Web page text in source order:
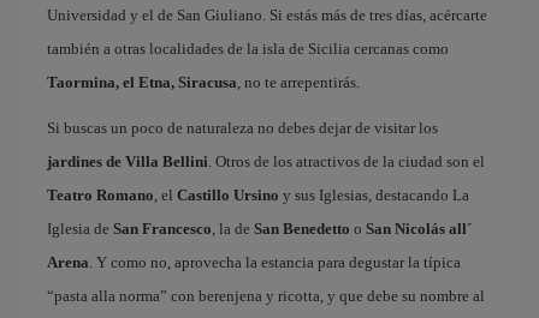
Universidad y el de San Giuliano. Si estás más de tres días, acércarte
también a otras localidades de la isla de Sicilia cercanas como
Taormina, el Etna, Siracusa, no te arrepentirás.
Si buscas un poco de naturaleza no debes dejar de visitar los
jardines de Villa Bellini. Otros de los atractivos de la ciudad son el
Teatro Romano, el Castillo Ursino y sus Iglesias, destacando La
Iglesia de San Francesco, la de San Benedetto o San Nicolás all´
Arena. Y como no, aprovecha la estancia para degustar la típica
“pasta alla norma” con berenjena y ricotta, y que debe su nombre al